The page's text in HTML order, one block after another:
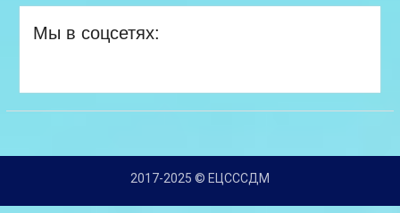
Мы в соцсетях:
2017-2025 © ЕЦСССДМ